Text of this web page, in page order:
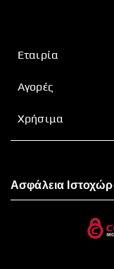
Εταιρία
Αγορές
Χρήσιμα
Ασφάλεια